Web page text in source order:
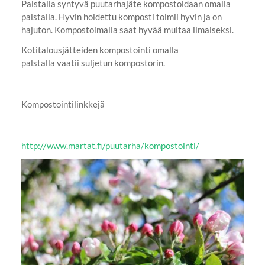
Palstalla syntyvä puutarhajäte kompostoidaan omalla
palstalla. Hyvin hoidettu komposti toimii hyvin ja on
hajuton. Kompostoimalla saat hyvää multaa ilmaiseksi.
Kotitalousjätteiden kompostointi omalla
palstalla vaatii suljetun kompostorin.
Kompostointilinkkejä
http://www.martat.fi/puutarha/kompostointi/